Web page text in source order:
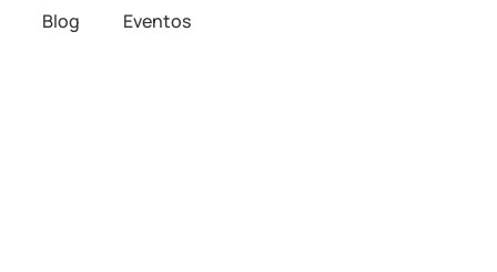
Blog
Eventos